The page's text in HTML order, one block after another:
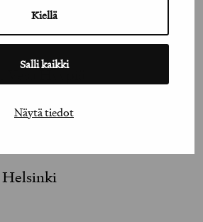
Kiellä
Salli kaikki
Näytä tiedot
Hyypiä
Helsinki